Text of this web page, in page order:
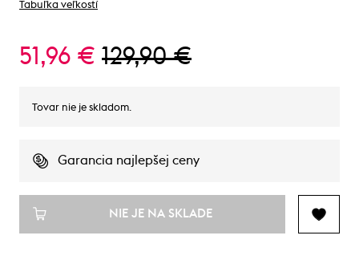
Tabuľka veľkostí
51,96 € 129,90 €
Tovar nie je skladom.
Garancia najlepšej ceny
NIE JE NA SKLADE